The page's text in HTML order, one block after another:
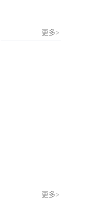
更多>
更多>